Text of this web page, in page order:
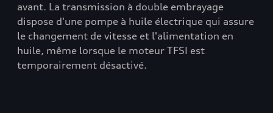
avant. La transmission à double embrayage
dispose d'une pompe à huile électrique qui assure
le changement de vitesse et l'alimentation en
huile, même lorsque le moteur TFSI est
temporairement désactivé.